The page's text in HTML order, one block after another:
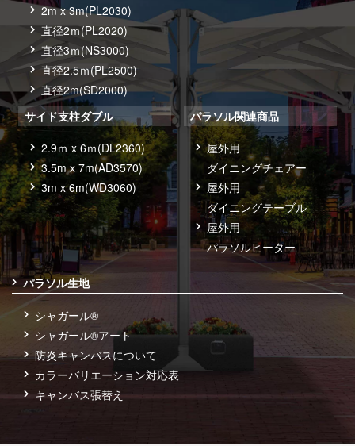
2m x 3m(PL2030)
直径2ｍ(PL2020)
直径3ｍ(NS3000)
直径2.5ｍ(PL2500)
直径2m(SD2000)
サイド支柱ダブル
2.9ｍ x 6ｍ(DL2360)
3.5m x 7m(AD3570)
3m x 6m(WD3060)
パラソル関連商品
屋外用
ダイニングチェアー
屋外用
ダイニングテーブル
屋外用
パラソルヒーター
パラソル生地
シャガール®
シャガール®アート
防炎キャンバスについて
カラーバリエーション対応表
キャンバス張替え